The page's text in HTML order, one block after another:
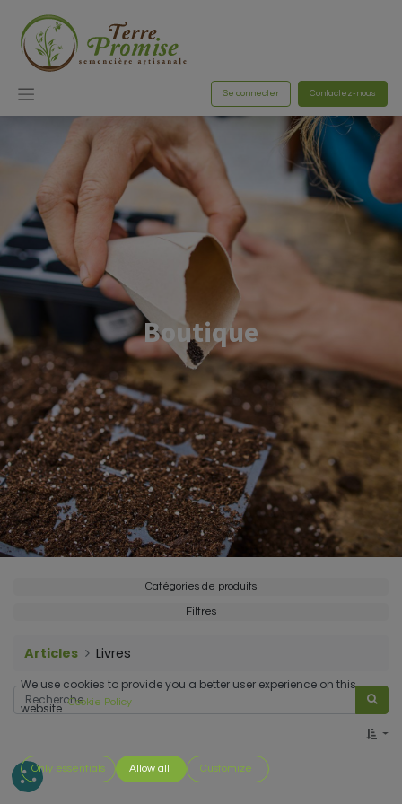
Se connecter Contactez-nous
Boutique
Catégories de produits
Filtres
Articles Livres
We use cookies to provide you a better user experience on this
website. Cookie Policy
Only essentials Allow all Customize